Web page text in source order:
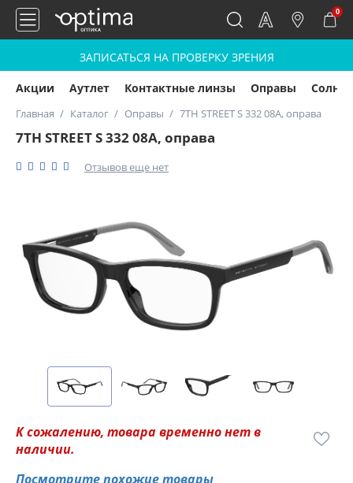
0
ЗАПИСАТЬСЯ НА ПРОВЕРКУ ЗРЕНИЯ
Акции Аутлет Контактные линзы Оправы
Главная Каталог Оправы 7TH STREET S 332 08A, оправа
7TH STREET S 332 08A, оправа
Отзывов еще нет
К сожалению, товара временно нет в
наличии.
Посмотрите похожие товары